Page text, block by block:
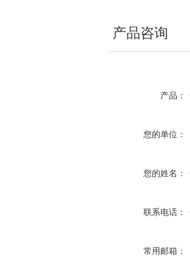
产品咨询
产品：
您的单位：
您的姓名：
联系电话：
常用邮箱：